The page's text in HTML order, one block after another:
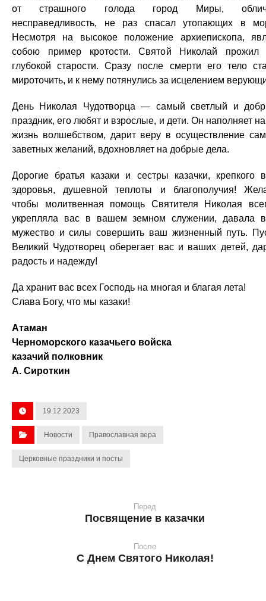
от страшного голода город Миры,
несправедливость, не раз спасал утопающих в
Несмотря на высокое положение архиепископа,
собою пример кротости. Святой Николай прожил
глубокой старости. Сразу после смерти его тело
мироточить, и к нему потянулись за исцелением
День Николая Чудотворца — самый светлый и
праздник, его любят и взрослые, и дети. Он наполняет
жизнь волшебством, дарит веру в осуществление
заветных желаний, вдохновляет на добрые дела.
Дорогие братья казаки и сестры казачки, крепкого
здоровья, душевной теплоты и благополучия!
чтобы молитвенная помощь Святителя Николая
укрепляла вас в вашем земном служении, давала
мужество и силы совершить ваш жизненный путь.
Великий Чудотворец оберегает вас и ваших детей,
радость и надежду!
Да хранит вас всех Господь на многая и благая лета!
Слава Богу, что мы казаки!
Атаман
Черноморского казачьего войска
казачий полковник
А. Сироткин
19.12.2023
Новости Православная вера
Церковные праздники и посты
Перед
Посвящение в казачки
После
С Днем Святого Николая!